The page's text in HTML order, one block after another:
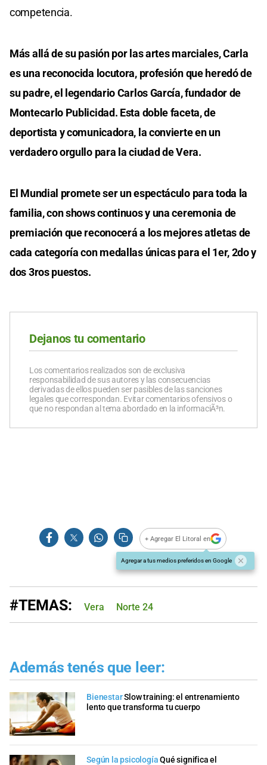
competencia.
Más allá de su pasión por las artes marciales, Carla
es una reconocida locutora, profesión que heredó de
su padre, el legendario Carlos García, fundador de
Montecarlo Publicidad. Esta doble faceta, de
deportista y comunicadora, la convierte en un
verdadero orgullo para la ciudad de Vera.
El Mundial promete ser un espectáculo para toda la
familia, con shows continuos y una ceremonia de
premiación que reconocerá a los mejores atletas de
cada categoría con medallas únicas para el 1er, 2do y
dos 3ros puestos.
Dejanos tu comentario
Los comentarios realizados son de exclusiva
responsabilidad de sus autores y las consecuencias
derivadas de ellos pueden ser pasibles de las sanciones
legales que correspondan. Evitar comentarios ofensivos o
que no respondan al tema abordado en la informaciÃ³n.
+ Agregar El Litoral en
Agregar a tus medios preferidos en Google
#TEMAS: Vera Norte 24
Además tenés que leer:
BienestarSlow training: el entrenamiento
lento que transforma tu cuerpo
Según la psicologíaQué significa el